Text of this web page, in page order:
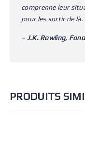
comprenne leur
pour les sortir de
– J.K. Rowling,
PRODUITS